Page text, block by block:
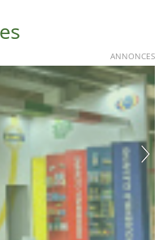
ANNONCES